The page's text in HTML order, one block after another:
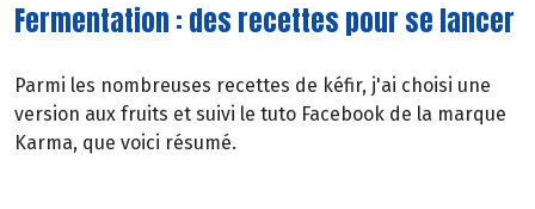
Fermentation : des recettes pour se lancer
Parmi les nombreuses recettes de kéfir, j'ai choisi une
version aux fruits et suivi le tuto Facebook de la marque
Karma, que voici résumé.